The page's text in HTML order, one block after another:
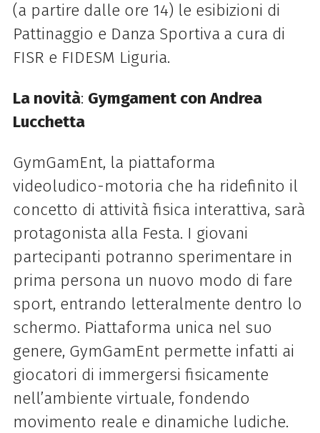
(a partire dalle ore 14) le esibizioni di
Pattinaggio e Danza Sportiva a cura di
FISR e FIDESM Liguria.
La novità: Gymgament con Andrea
Lucchetta
GymGamEnt, la piattaforma
videoludico-motoria che ha ridefinito il
concetto di attività fisica interattiva, sarà
protagonista alla Festa. I giovani
partecipanti potranno sperimentare in
prima persona un nuovo modo di fare
sport, entrando letteralmente dentro lo
schermo. Piattaforma unica nel suo
genere, GymGamEnt permette infatti ai
giocatori di immergersi fisicamente
nell’ambiente virtuale, fondendo
movimento reale e dinamiche ludiche.